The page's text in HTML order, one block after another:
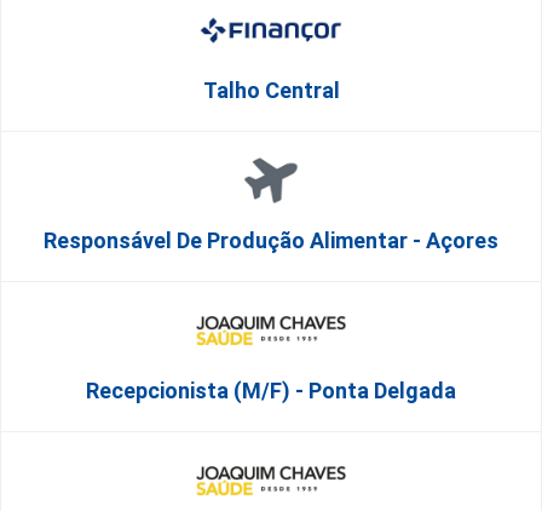
Talho Central
Responsável De Produção Alimentar - Açores
Recepcionista (M/F) - Ponta Delgada